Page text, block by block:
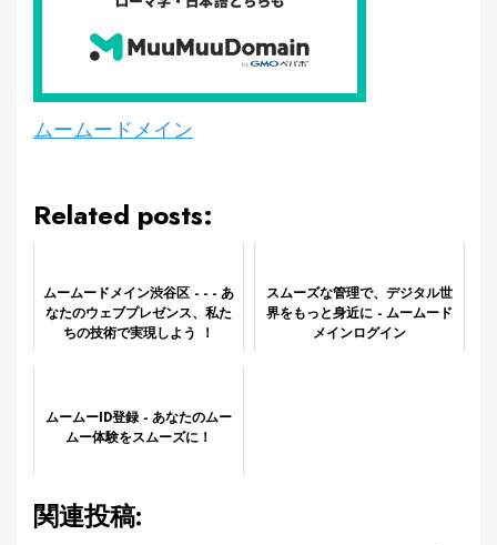
ムームードメイン
Related posts:
ムームードメイン渋谷区 - - - あ
なたのウェブプレゼンス、私た
ちの技術で実現しよう ！
スムーズな管理で、デジタル世
界をもっと身近に - ムームード
メインログイン
ムームーID登録 - あなたのムー
ムー体験をスムーズに！
関連投稿: